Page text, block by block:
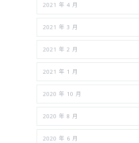
2021 年 4 月
2021 年 3 月
2021 年 2 月
2021 年 1 月
2020 年 10 月
2020 年 8 月
2020 年 6 月